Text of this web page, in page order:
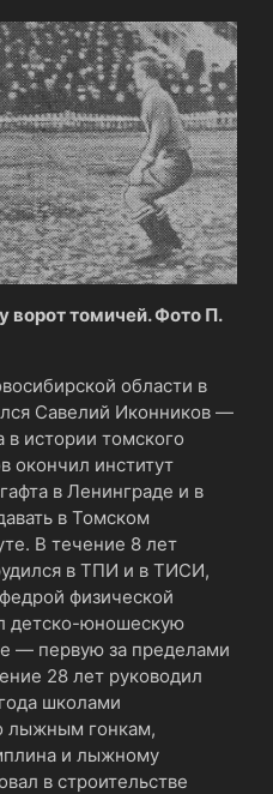
ворот томичей. Фото П.
области в
Савелий Иконников —
в истории томского
окончил институт
в Ленинграде и в
в Томском
В течение 8 лет
в ТПИ и в ТИСИ,
физической
детско-юношескую
— первую за пределами
28 лет руководил
школами
лыжным гонкам,
и лыжному
в строительстве